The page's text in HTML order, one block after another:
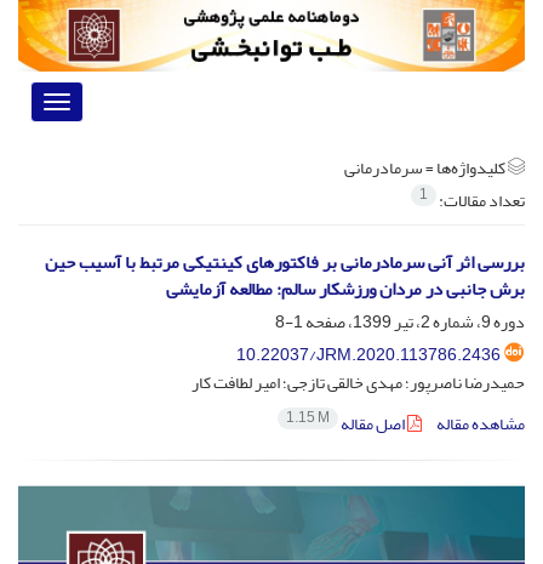
Toggle
کلیدواژه‌ها =سرمادرمانی
تعداد مقالات: 1
بررسی اثر آنی سرمادرمانی بر فاکتورهای کینتیکی مرتبط با آسیب حین
برش جانبی در مردان ورزشکار سالم: مطالعه آزمایشی
دوره 9، شماره 2، تیر 1399، صفحه
1-8
10.22037/JRM.2020.113786.2436
حمیدرضا ناصرپور؛ مهدی خالقی تازجی؛ امیر لطافت کار
مشاهده مقاله
اصل مقاله 1.15 M